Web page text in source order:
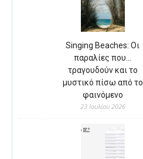
Singing Beaches: Οι
παραλίες που…
τραγουδούν και το
μυστικό πίσω από το
φαινόμενο
23 Ιουλίου 2026